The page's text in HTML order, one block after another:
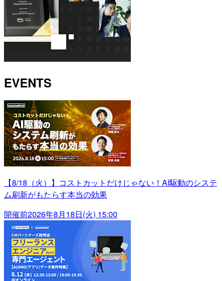
EVENTS
【8/18（火）】コストカットだけじゃない！AI駆動のシステ
ム刷新がもたらす本当の効果
開催前2026年8月18日(火) 15:00